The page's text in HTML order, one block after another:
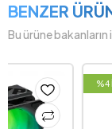
BENZER
Bu ürüne
%4 İNDİRİM